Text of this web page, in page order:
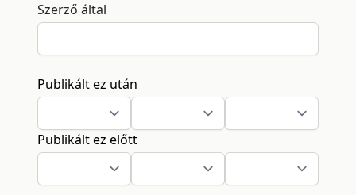
Szerző által
Publikált ez után
Publikált ez előtt